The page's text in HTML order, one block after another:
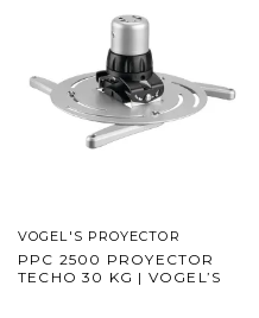
VOGEL'S PROYECTOR
PPC 2500 PROYECTOR
TECHO 30 KG | VOGEL’S